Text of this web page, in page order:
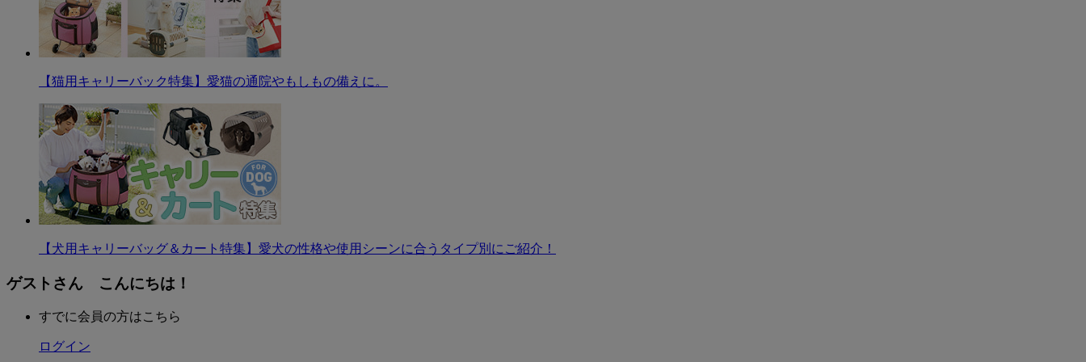
【猫用キャリーバック特集】愛猫の通院やもしもの備えに。
【犬用キャリーバッグ＆カート特集】愛犬の性格や使用シーンに合うタイプ別にご紹介！
ゲストさん こんにちは！
すでに会員の方はこちら
ログイン